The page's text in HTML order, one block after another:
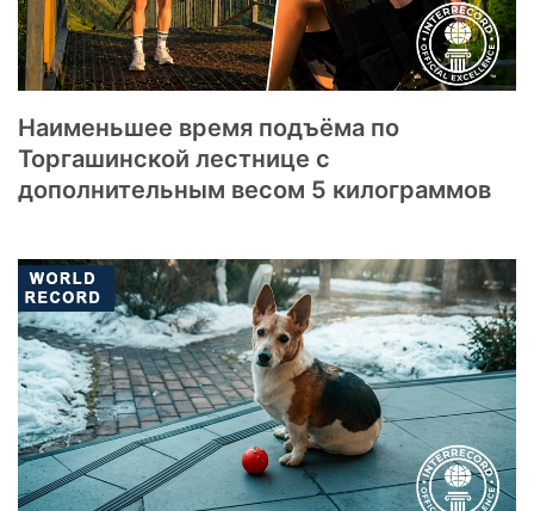
Наименьшее время подъёма по
Торгашинской лестнице с
дополнительным весом 5 килограммов